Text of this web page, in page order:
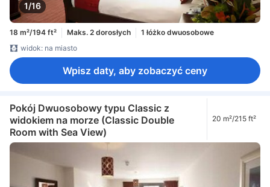
1/16
18 m²/194 ft² Maks. 2 dorosłych
1 łóżko dwuosobowe
widok: na miasto
Wpisz daty, aby zobaczyć ceny
Pokój Dwuosobowy typu Classic z
widokiem na morze (Classic Double
Room with Sea View)
20 m²/215 ft²